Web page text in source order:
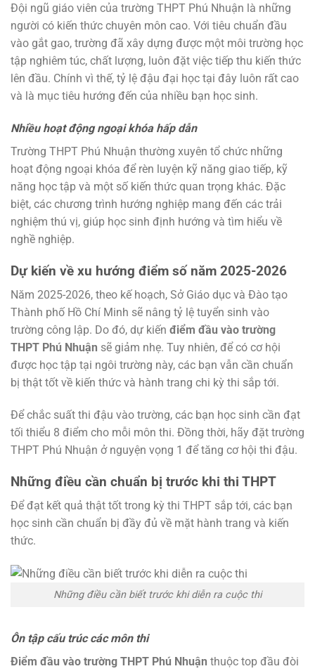
Đội ngũ giáo viên của trường THPT Phú Nhuận là những
người có kiến thức chuyên môn cao. Với tiêu chuẩn đầu
vào gắt gao, trường đã xây dựng được một môi trường học
tập nghiêm túc, chất lượng, luôn đặt việc tiếp thu kiến thức
lên đầu. Chính vì thế, tỷ lệ đậu đại học tại đây luôn rất cao
và là mục tiêu hướng đến của nhiều bạn học sinh.
Nhiều hoạt động ngoại khóa hấp dẫn
Trường THPT Phú Nhuận thường xuyên tổ chức những
hoạt động ngoại khóa để rèn luyện kỹ năng giao tiếp, kỹ
năng học tập và một số kiến thức quan trọng khác. Đặc
biệt, các chương trình hướng nghiệp mang đến các trải
nghiệm thú vị, giúp học sinh định hướng và tìm hiểu về
nghề nghiệp.
Dự kiến về xu hướng điểm số năm 2025-2026
Năm 2025-2026, theo kế hoạch, Sở Giáo dục và Đào tạo
Thành phố Hồ Chí Minh sẽ nâng tỷ lệ tuyển sinh vào
trường công lập. Do đó, dự kiến điểm đầu vào trường
THPT Phú Nhuận sẽ giảm nhẹ. Tuy nhiên, để có cơ hội
được học tập tại ngôi trường này, các bạn vẫn cần chuẩn
bị thật tốt về kiến thức và hành trang chi kỳ thi sắp tới.
Để chắc suất thi đậu vào trường, các bạn học sinh cần đạt
tối thiểu 8 điểm cho mỗi môn thi. Đồng thời, hãy đặt trường
THPT Phú Nhuận ở nguyện vọng 1 để tăng cơ hội thi đậu.
Những điều cần chuẩn bị trước khi thi THPT
Để đạt kết quả thật tốt trong kỳ thi THPT sắp tới, các bạn
học sinh cần chuẩn bị đầy đủ về mặt hành trang và kiến
thức.
Những điều cần biết trước khi diễn ra cuộc thi
Ôn tập cấu trúc các môn thi
Điểm đầu vào trường THPT Phú Nhuận thuộc top đầu đòi